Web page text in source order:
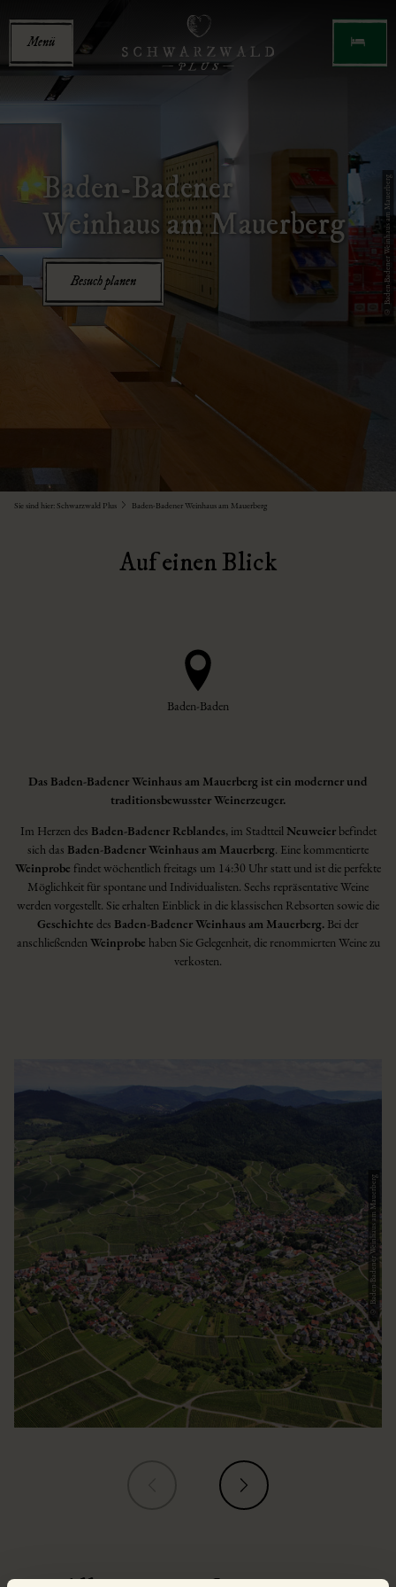
Menü
© Baden-Badener Weinhaus am Mauerberg
Baden-Badener
Weinhaus am Mauerberg
Besuch planen
Sie sind hier: Schwarzwald Plus Baden-Badener Weinhaus am Mauerberg
Auf einen Blick
Baden-Baden
Das Baden-Badener Weinhaus am Mauerberg ist ein moderner und
traditionsbewusster Weinerzeuger.
Im Herzen des Baden-Badener Reblandes, im StadtteilNeuweierbefindet
sich das Baden-Badener Weinhaus am Mauerberg. Eine kommentierte
Weinprobe findet wöchentlich freitags um 14:30 Uhr statt und ist die perfekte
Möglichkeit für spontane und Individualisten. Sechs repräsentative Weine
werden vorgestellt. Sie erhalten Einblick in die klassischen Rebsorten sowie die
Geschichte des Baden-Badener Weinhaus am Mauerberg. Bei der
anschließendenWeinprobe haben Sie Gelegenheit, die renommierten Weine zu
verkosten.
© Baden-Badener Weinhaus am Mauerberg